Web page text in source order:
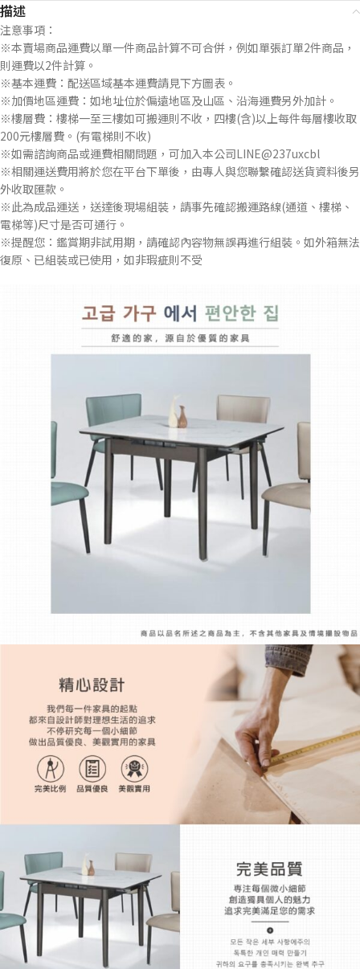
描述
注意事項：
※本賣場商品運費以單一件商品計算不可合併，例如單張訂單2件商品，
則運費以2件計算。
※基本運費：配送區域基本運費請見下方圖表。
※加價地區運費：如地址位於偏遠地區及山區、沿海運費另外加計。
※樓層費：樓梯一至三樓如可搬運則不收，四樓(含)以上每件每層樓收取
200元樓層費。(有電梯則不收)
※如需諮詢商品或運費相關問題，可加入本公司LINE@237uxcbl
※相關運送費用將於您在平台下單後，由專人與您聯繫確認送貨資料後另
外收取匯款。
※此為成品運送，送達後現場組裝，請事先確認搬運路線(通道、樓梯、
電梯等)尺寸是否可通行。
※提醒您：鑑賞期非試用期，請確認內容物無誤再進行組裝。如外箱無法
復原、已組裝或已使用，如非瑕疵則不受